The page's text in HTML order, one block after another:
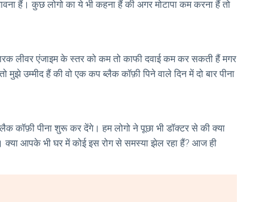
हैं। कुछ लोगो का ये भी कहना हैं की अगर मोटापा कम करना हैं तो
लीवर एंजाइम के स्तर को कम तो काफी दवाई कम कर सकती हैं मगर
उम्मीद हैं की वो एक कप ब्लैक कॉफ़ी पिने वाले दिन में दो बार पीना
कॉफ़ी पीना शुरू कर देंगे। हम लोगो ने पूछा भी डॉक्टर से की क्या
क्या आपके भी घर में कोई इस रोग से समस्या झेल रहा हैं? आज ही